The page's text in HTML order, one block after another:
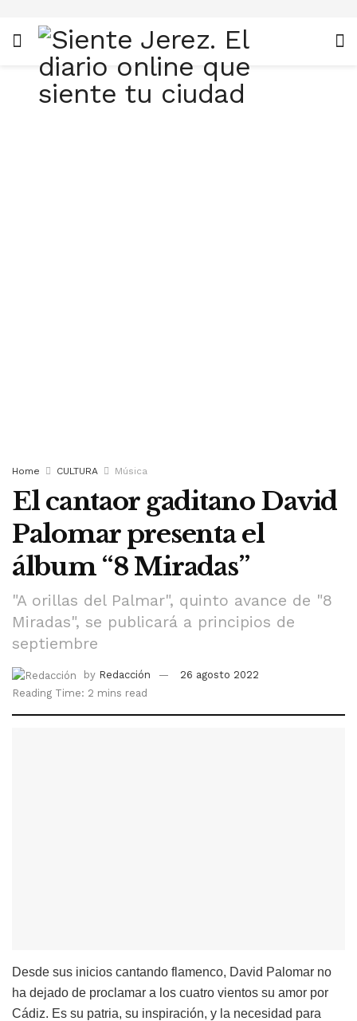
Home CULTURA Música
El cantaor gaditano David
Palomar presenta el
álbum “8 Miradas”
"A orillas del Palmar", quinto avance de "8
Miradas", se publicará a principios de
septiembre
by Redacción
26 agosto 2022
Reading Time: 2 mins read
Desde sus inicios cantando flamenco, David Palomar no
ha dejado de proclamar a los cuatro vientos su amor por
Cádiz. Es su patria, su inspiración, y la necesidad para